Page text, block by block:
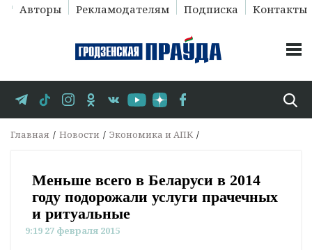
Авторы Рекламодателям Подписка Контакты
Главная Новости Экономика и АПК
Меньше всего в Беларуси в 2014
году подорожали услуги прачечных
и ритуальные
9:19 27 февраля 2015